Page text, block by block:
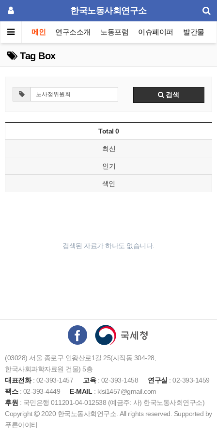
한국노동사회연구소
메인 연구소소개 노동포럼 이슈페이퍼 발간물
Tag Box
검색
Total 0
최신
인기
색인
검색된 자료가 하나도 없습니다.
(03028) 서울 종로구 인왕산로1길 25(사직동 304-28,
한국사회과학자료원 건물) 5층
대표전화: 02-393-1457 교육: 02-393-1458 연구실 : 02-393-1459
팩스: 02-393-4449 E-MAIL : klsi1457@gmail.com
후원 : 국민은행 011201-04-012538 (예금주: 사) 한국노동사회연구소)
Copyright
2020 한국노동사회연구소. All rights reserved. Supported by
푸른아이티